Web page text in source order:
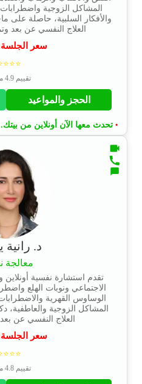
المشاكل الزوجية
والأفكار السلبية، حاصلة على
العلاج النفسي عن بعد وتمتلك
سعر
تقييم 4.9 من 208
الحجز والمواعيد
• تحدث معها الآن أونلاين من بيتك.
د.
معالجة
تقدم استشارة نفسية
الاجتماعي ونوبات الهلع
الوساوس القهرية
المشاكل الزوجية والعاطفية،
العلاج النفسي عن بعد
سعر
تقييم 4.8 من 243